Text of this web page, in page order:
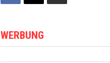
WERBUNG